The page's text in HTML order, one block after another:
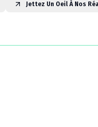
Jettez Un Oeil À Nos